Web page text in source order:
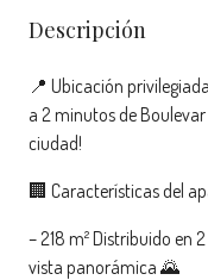
Descripción
📍 Ubicación
a 2 minutos de Boulevar
ciudad!
🏢 Características del
– 218 m² Distribuido en
vista panorámica 🌄